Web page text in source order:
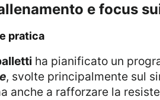
allenamento e focus
pratica
ha pianificato un
, svolte principalmente sul
anche a rafforzare la